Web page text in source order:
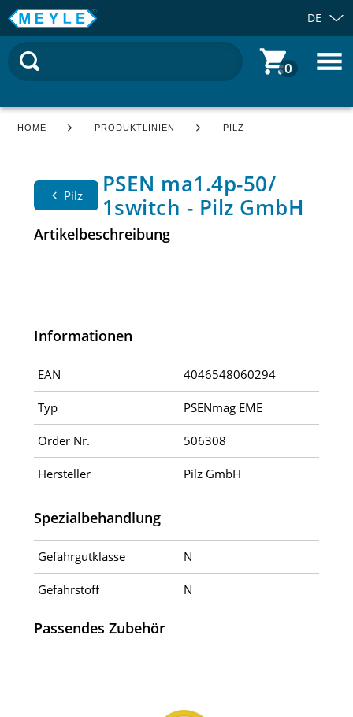
DE
0
HOME PRODUKTLINIEN PILZ
Pilz
PSEN ma1.4p-50/
1switch - Pilz GmbH
Artikelbeschreibung
Informationen
EAN 4046548060294
Typ PSENmag EME
Order Nr. 506308
Hersteller Pilz GmbH
Spezialbehandlung
Gefahrgutklasse N
Gefahrstoff N
Passendes Zubehör